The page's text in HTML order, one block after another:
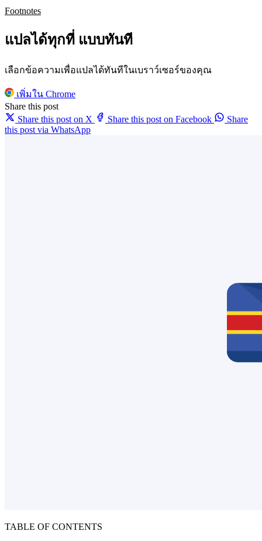
Footnotes
แปลได้ทุกที่ แบบทันที
เลือกข้อความเพื่อแปลได้ทันทีในเบราว์เซอร์ของคุณ
เพิ่มใน Chrome
Share this post
Share this post on X
Share this post on Facebook
Share
this post via WhatsApp
TABLE OF CONTENTS